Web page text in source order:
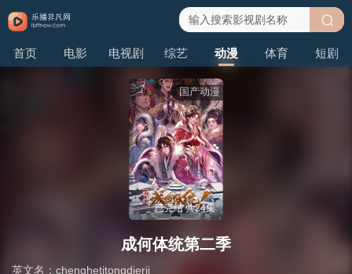
首页 电影 电视剧 综艺 动漫 体育 短剧
搜
国产动漫
已完结 共24集
成何体统第二季
英文名： chenghetitongdierji